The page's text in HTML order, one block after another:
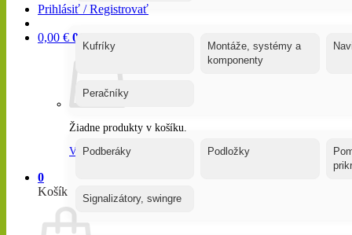
Prihlásiť / Registrovať
0,00 € 0
Žiadne produkty v košíku.
Vrátiť sa do obchodu
0
Košík
Kufríky
Montáže, systémy a
komponenty
Peračníky
Podberáky Podložky
Signalizátory, swingre